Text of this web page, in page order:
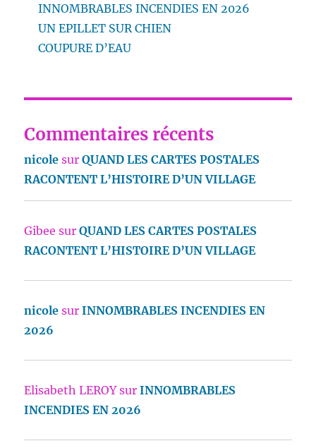
INNOMBRABLES INCENDIES EN 2026
UN EPILLET SUR CHIEN
COUPURE D’EAU
Commentaires récents
nicole surQUAND LES CARTES POSTALES
RACONTENT L’HISTOIRE D’UN VILLAGE
Gibee surQUAND LES CARTES POSTALES
RACONTENT L’HISTOIRE D’UN VILLAGE
nicole surINNOMBRABLES INCENDIES EN
2026
Elisabeth LEROYsurINNOMBRABLES
INCENDIES EN 2026